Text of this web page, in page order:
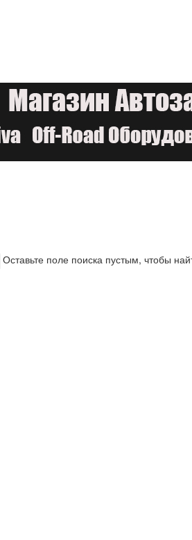
Оставьте поле поиска пустым, чтобы